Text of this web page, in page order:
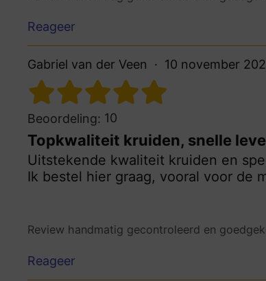
Reageer
Gabriel van der Veen 10 november
Beoordeling: 10
Topkwaliteit kruiden, snelle
Uitstekende kwaliteit kruiden en
Ik bestel hier graag, vooral voor de
Review handmatig gecontroleerd en
Reageer